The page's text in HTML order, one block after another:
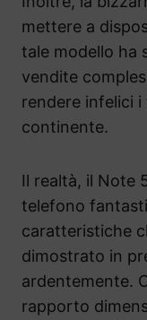
mettere a
tale modello ha
vendite
rendere infelici
continente.
Il realtà, il Note
telefono
caratteristiche
dimostrato in
ardentemente.
rapporto